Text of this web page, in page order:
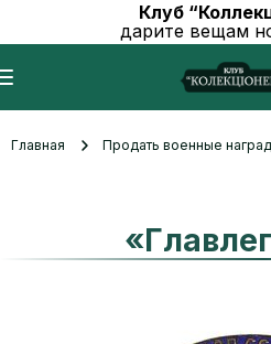
Клуб
дарите вещам
Главная Продать военные